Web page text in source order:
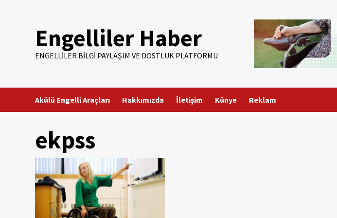
Engelliler Haber
ENGELLILER BILGI PAYLAŞIM VE DOSTLUK PLATFORMU
Akülü Engelli Araçları Hakkımızda İletişim Künye Reklam
ekpss